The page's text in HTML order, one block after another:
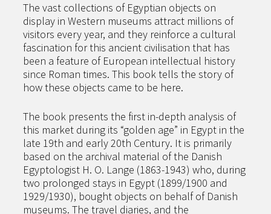
The vast collections of Egyptian objects on
display in Western museums attract millions of
visitors every year, and they reinforce a cultural
fascination for this ancient civilisation that has
been a feature of European intellectual history
since Roman times. This book tells the story of
how these objects came to be here.
The book presents the first in-depth analysis of
this market during its “golden age” in Egypt in the
late 19th and early 20th Century. It is primarily
based on the archival material of the Danish
Egyptologist H. O. Lange (1863-1943) who, during
two prolonged stays in Egypt (1899/1900 and
1929/1930), bought objects on behalf of Danish
museums. The travel diaries, and the